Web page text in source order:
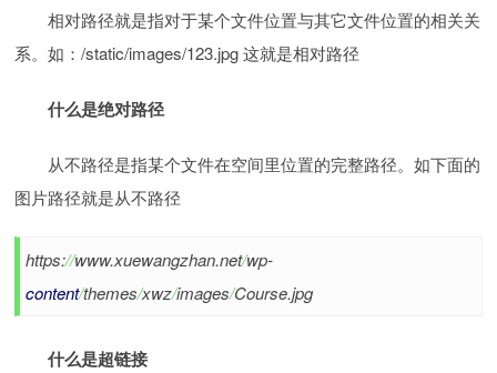
相对路径就是指对于某个文件位置与其它文件位置的相关关
系。如：/static/images/123.jpg 这就是相对路径
什么是绝对路径
从不路径是指某个文件在空间里位置的完整路径。如下面的
图片路径就是从不路径
https://www.xuewangzhan.net/wp-
content/themes/xwz/images/Course.jpg
什么是超链接